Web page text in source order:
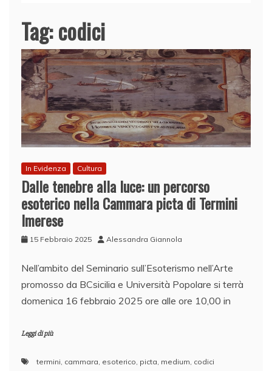
Tag:codici
In Evidenza Cultura
Dalle tenebre alla luce: un percorso
esoterico nella Cammara picta di Termini
Imerese
15 Febbraio 2025 Alessandra Giannola
Nell’ambito del Seminario sull’Esoterismo nell’Arte
promosso da BCsicilia e Università Popolare si terrà
domenica 16 febbraio 2025 ore alle ore 10,00 in
Leggi di più
termini, cammara, esoterico, picta, medium, codici